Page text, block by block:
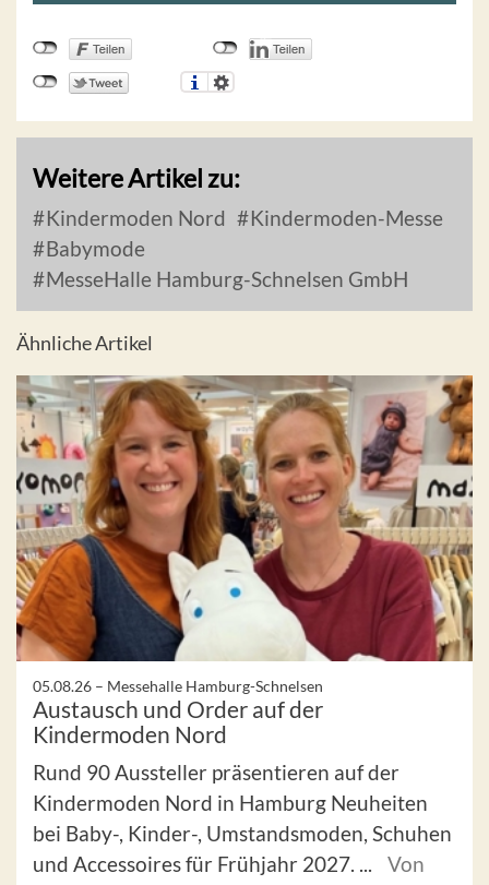
Weitere Artikel zu:
Kindermoden Nord
Kindermoden-Messe
Babymode
MesseHalle Hamburg-Schnelsen GmbH
Ähnliche Artikel
05.08.26 – Messehalle Hamburg-Schnelsen
Austausch und Order auf der
Kindermoden Nord
Rund 90 Aussteller präsentieren auf der
Kindermoden Nord in Hamburg Neuheiten
bei Baby-, Kinder-, Umstandsmoden, Schuhen
und Accessoires für Frühjahr 2027. ...
Von